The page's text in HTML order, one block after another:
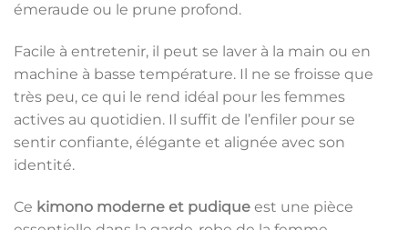
émeraude ou le prune profond.
Facile à entretenir, il peut se laver à la main ou en
machine à basse température. Il ne se froisse que
très peu, ce qui le rend idéal pour les femmes
actives au quotidien. Il suffit de l’enfiler pour se
sentir confiante, élégante et alignée avec son
identité.
Ce kimono moderne et pudique est une pièce